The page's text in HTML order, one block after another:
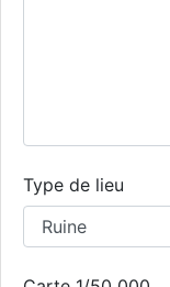
Type de lieu